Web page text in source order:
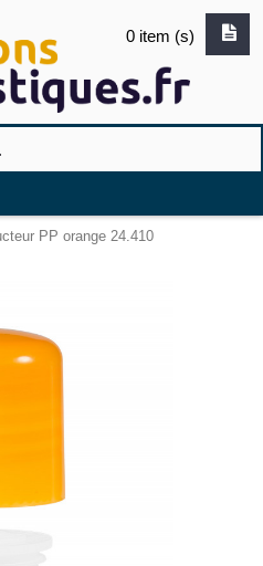
0 item (s)
PP orange 24.410